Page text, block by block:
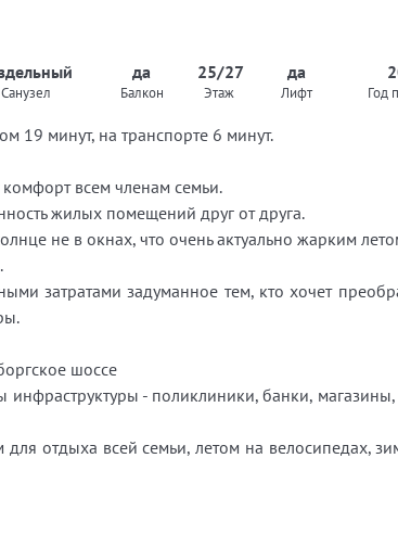
Санузел
да
Балкон
25/27
Этаж
да
Лифт Год
19 минут, на транспорте 6 минут.
всем членам семьи.
жилых помещений друг от друга.
не в окнах, что очень актуально жарким
затратами задуманное тем, кто хочет
шоссе
- поликлиники, банки,
отдыха всей семьи, летом на велосипедах,